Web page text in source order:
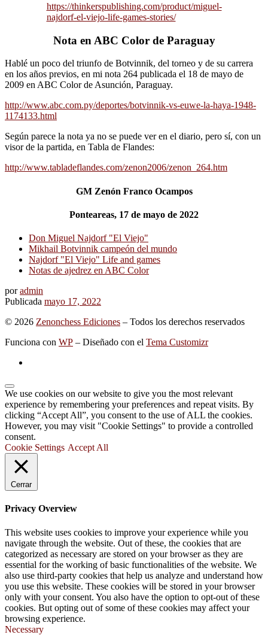
https://thinkerspublishing.com/product/miguel-
najdorf-el-viejo-life-games-stories/
Nota en ABC Color de Paraguay
Hablé un poco del triunfo de Botvinnik, del torneo y de su carrera
en los años previos, en mi nota 264 publicada el 18 de mayo de
2009 en ABC Color de Asunción, Paraguay.
http://www.abc.com.py/deportes/botvinnik-vs-euwe-la-haya-1948-
1174133.html
Según parece la nota ya no se puede ver en el diario, pero sí, con un
visor de la partida, en Tabla de Flandes:
http://www.tabladeflandes.com/zenon2006/zenon_264.htm
GM Zenón Franco Ocampos
Ponteareas, 17 de mayo de 2022
Don Miguel Najdorf "El Viejo"
Mikhail Botvinnik campeón del mundo
Najdorf "El Viejo" Life and games
Notas de ajedrez en ABC Color
poradmin
Publicada mayo 17, 2022
© 2026 Zenonchess Ediciones – Todos los derechos reservados
Funciona con WP – Diseñado con el Tema Customizr
We use cookies on our website to give you the most relevant
experience by remembering your preferences and repeat visits. By
clicking “Accept All”, you consent to the use of ALL the cookies.
However, you may visit "Cookie Settings" to provide a controlled
consent.
Cookie Settings Accept All
Cerrar
Privacy Overview
This website uses cookies to improve your experience while you
navigate through the website. Out of these, the cookies that are
categorized as necessary are stored on your browser as they are
essential for the working of basic functionalities of the website. We
also use third-party cookies that help us analyze and understand how
you use this website. These cookies will be stored in your browser
only with your consent. You also have the option to opt-out of these
cookies. But opting out of some of these cookies may affect your
browsing experience.
Necessary